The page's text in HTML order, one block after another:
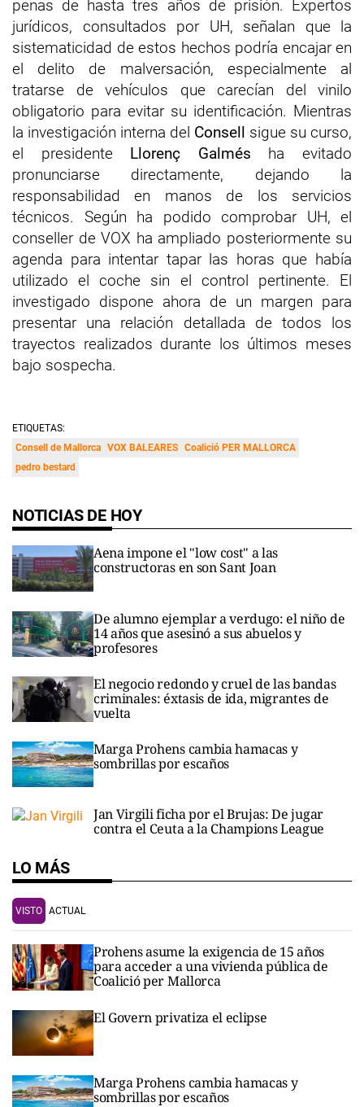
penas de hasta tres años de prisión. Expertos
jurídicos, consultados por UH, señalan que la
sistematicidad de estos hechos podría encajar en
el delito de malversación, especialmente al
tratarse de vehículos que carecían del vinilo
obligatorio para evitar su identificación. Mientras
la investigación interna del Consell sigue su curso,
el presidente Llorenç Galmés ha evitado
pronunciarse directamente, dejando la
responsabilidad en manos de los servicios
técnicos. Según ha podido comprobar UH, el
conseller de VOX ha ampliado posteriormente su
agenda para intentar tapar las horas que había
utilizado el coche sin el control pertinente. El
investigado dispone ahora de un margen para
presentar una relación detallada de todos los
trayectos realizados durante los últimos meses
bajo sospecha.
ETIQUETAS:
Consell de Mallorca VOX BALEARES Coalició PER MALLORCA
pedro bestard
NOTICIAS DE HOY
Aena impone el "low cost" a las
constructoras en son Sant Joan
De alumno ejemplar a verdugo: el niño de
14 años que asesinó a sus abuelos y
profesores
El negocio redondo y cruel de las bandas
criminales: éxtasis de ida, migrantes de
vuelta
Marga Prohens cambia hamacas y
sombrillas por escaños
Jan Virgili ficha por el Brujas: De jugar
contra el Ceuta a la Champions League
LO MÁS
VISTO ACTUAL
Prohens asume la exigencia de 15 años
para acceder a una vivienda pública de
Coalició per Mallorca
El Govern privatiza el eclipse
Marga Prohens cambia hamacas y
sombrillas por escaños